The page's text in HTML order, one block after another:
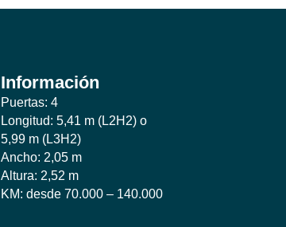
Información
Puertas: 4
Longitud: 5,41 m (L2H2) o
5,99 m (L3H2)
Ancho: 2,05 m
Altura: 2,52 m
KM: desde 70.000 – 140.000